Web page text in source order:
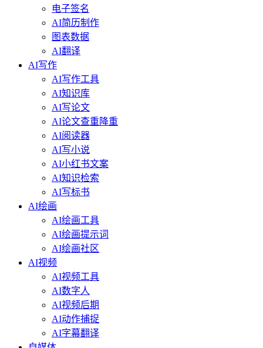
电子签名
AI简历制作
图表数据
AI翻译
AI写作
AI写作工具
AI知识库
AI写论文
AI论文查重降重
AI阅读器
AI写小说
AI小红书文案
AI知识检索
AI写标书
AI绘画
AI绘画工具
AI绘画提示词
AI绘画社区
AI视频
AI视频工具
AI数字人
AI视频后期
AI动作捕捉
AI字幕翻译